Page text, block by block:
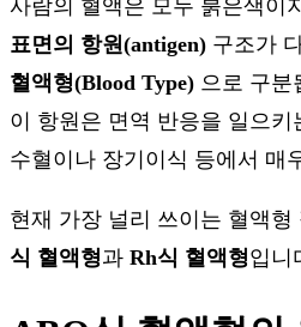
사람의 혈액은 모두 붉은색이
표면의 항원(antigen) 구조가
혈액형(Blood Type) 으로 구분
이 항원은 면역 반응을 일으
수혈이나 장기이식 등에서 매
현재 가장 널리 쓰이는 혈액형
식 혈액형과 Rh식 혈액형입니